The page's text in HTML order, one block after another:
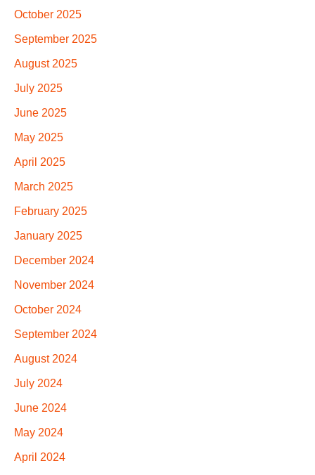
October 2025
September 2025
August 2025
July 2025
June 2025
May 2025
April 2025
March 2025
February 2025
January 2025
December 2024
November 2024
October 2024
September 2024
August 2024
July 2024
June 2024
May 2024
April 2024